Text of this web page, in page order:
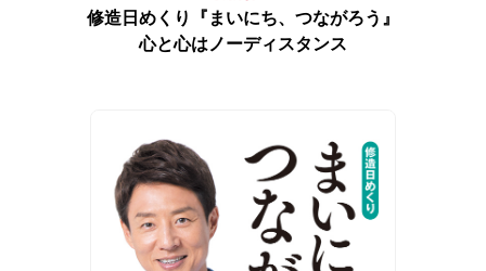
修造日めくり『まいにち、つながろう』
心と心はノーディスタンス